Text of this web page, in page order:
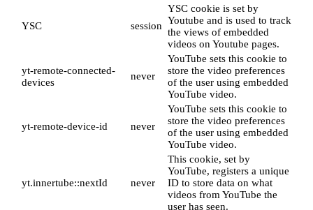
YSC session
YSC cookie is set by
Youtube and is used to track
the views of embedded
videos on Youtube pages.
yt-remote-connected-
devices
never
YouTube sets this cookie to
store the video preferences
of the user using embedded
YouTube video.
yt-remote-device-id never
YouTube sets this cookie to
store the video preferences
of the user using embedded
YouTube video.
yt.innertube::nextId never
This cookie, set by
YouTube, registers a unique
ID to store data on what
videos from YouTube the
user has seen.